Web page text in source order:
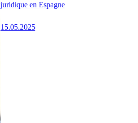
juridique en Espagne
15.05.2025